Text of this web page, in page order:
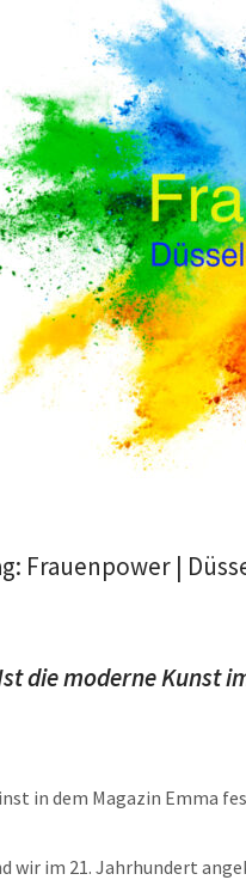
Frauenpower |
die moderne Kunst
in dem Magazin Emma
wir im 21. Jahrhundert